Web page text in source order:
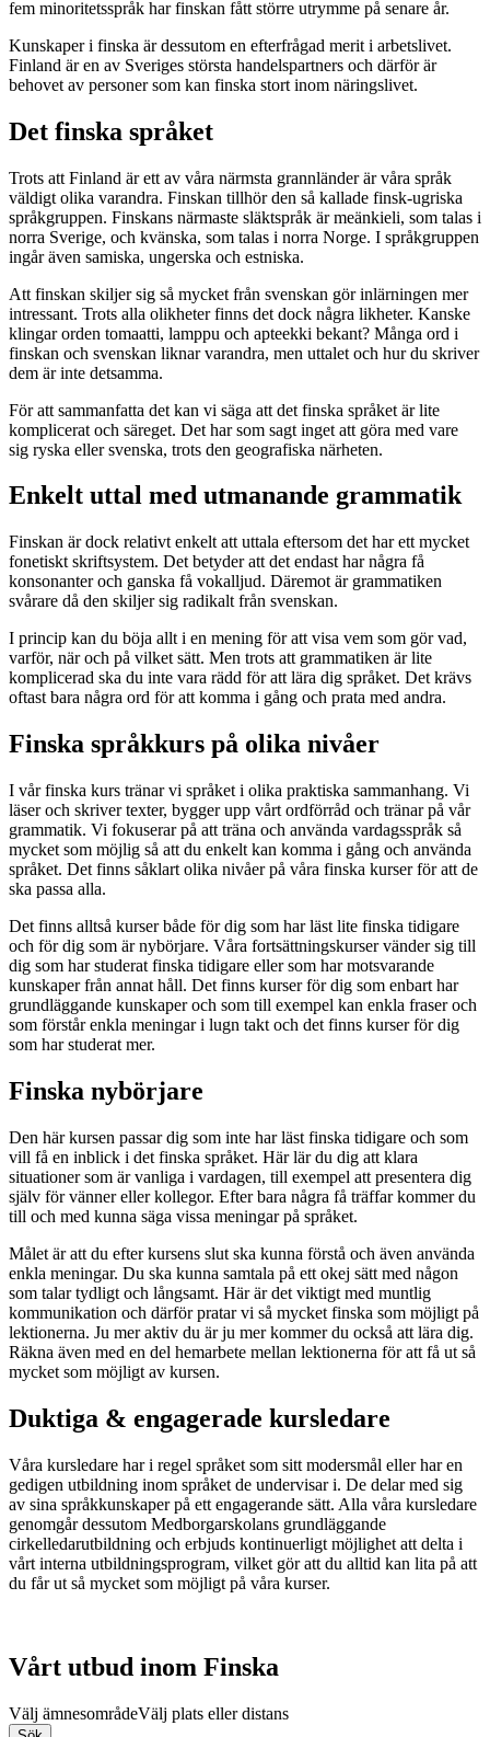
fem minoritetsspråk har finskan fått större utrymme på senare år.
Kunskaper i finska är dessutom en efterfrågad merit i arbetslivet.
Finland är en av Sveriges största handelspartners och därför är
behovet av personer som kan finska stort inom näringslivet.
Det finska språket
Trots att Finland är ett av våra närmsta grannländer är våra språk
väldigt olika varandra. Finskan tillhör den så kallade finsk-ugriska
språkgruppen. Finskans närmaste släktspråk är meänkieli, som talas i
norra Sverige, och kvänska, som talas i norra Norge. I språkgruppen
ingår även samiska, ungerska och estniska.
Att finskan skiljer sig så mycket från svenskan gör inlärningen mer
intressant. Trots alla olikheter finns det dock några likheter. Kanske
klingar orden tomaatti, lamppu och apteekki bekant? Många ord i
finskan och svenskan liknar varandra, men uttalet och hur du skriver
dem är inte detsamma.
För att sammanfatta det kan vi säga att det finska språket är lite
komplicerat och säreget. Det har som sagt inget att göra med vare
sig ryska eller svenska, trots den geografiska närheten.
Enkelt uttal med utmanande grammatik
Finskan är dock relativt enkelt att uttala eftersom det har ett mycket
fonetiskt skriftsystem. Det betyder att det endast har några få
konsonanter och ganska få vokalljud. Däremot är grammatiken
svårare då den skiljer sig radikalt från svenskan.
I princip kan du böja allt i en mening för att visa vem som gör vad,
varför, när och på vilket sätt. Men trots att grammatiken är lite
komplicerad ska du inte vara rädd för att lära dig språket. Det krävs
oftast bara några ord för att komma i gång och prata med andra.
Finska språkkurs på olika nivåer
I vår finska kurs tränar vi språket i olika praktiska sammanhang. Vi
läser och skriver texter, bygger upp vårt ordförråd och tränar på vår
grammatik. Vi fokuserar på att träna och använda vardagsspråk så
mycket som möjlig så att du enkelt kan komma i gång och använda
språket. Det finns såklart olika nivåer på våra finska kurser för att de
ska passa alla.
Det finns alltså kurser både för dig som har läst lite finska tidigare
och för dig som är nybörjare. Våra fortsättningskurser vänder sig till
dig som har studerat finska tidigare eller som har motsvarande
kunskaper från annat håll. Det finns kurser för dig som enbart har
grundläggande kunskaper och som till exempel kan enkla fraser och
som förstår enkla meningar i lugn takt och det finns kurser för dig
som har studerat mer.
Finska nybörjare
Den här kursen passar dig som inte har läst finska tidigare och som
vill få en inblick i det finska språket. Här lär du dig att klara
situationer som är vanliga i vardagen, till exempel att presentera dig
själv för vänner eller kollegor. Efter bara några få träffar kommer du
till och med kunna säga vissa meningar på språket.
Målet är att du efter kursens slut ska kunna förstå och även använda
enkla meningar. Du ska kunna samtala på ett okej sätt med någon
som talar tydligt och långsamt. Här är det viktigt med muntlig
kommunikation och därför pratar vi så mycket finska som möjligt på
lektionerna. Ju mer aktiv du är ju mer kommer du också att lära dig.
Räkna även med en del hemarbete mellan lektionerna för att få ut så
mycket som möjligt av kursen.
Duktiga & engagerade kursledare
Våra kursledare har i regel språket som sitt modersmål eller har en
gedigen utbildning inom språket de undervisar i. De delar med sig
av sina språkkunskaper på ett engagerande sätt. Alla våra kursledare
genomgår dessutom Medborgarskolans grundläggande
cirkelledarutbildning och erbjuds kontinuerligt möjlighet att delta i
vårt interna utbildningsprogram, vilket gör att du alltid kan lita på att
du får ut så mycket som möjligt på våra kurser.
Vårt utbud inom Finska
Välj ämnesområdeVälj plats eller distans